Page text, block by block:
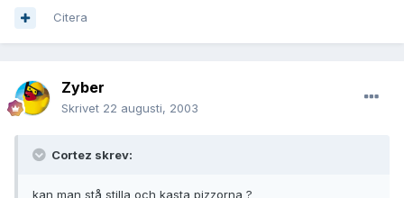
Citera
Zyber
Skrivet 22 augusti, 2003
Cortez skrev:
kan man stå stilla och kasta pizzorna ?